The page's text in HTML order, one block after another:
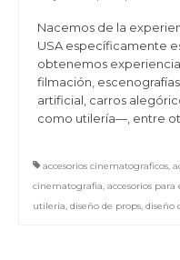
Nacemos de la
USA específicamente
obtenemos
filmación,
artificial, carros
como utilería—, entre
accesorios cinematograficos,
cinematografia, accesorios para
utileria, diseño de props, diseño